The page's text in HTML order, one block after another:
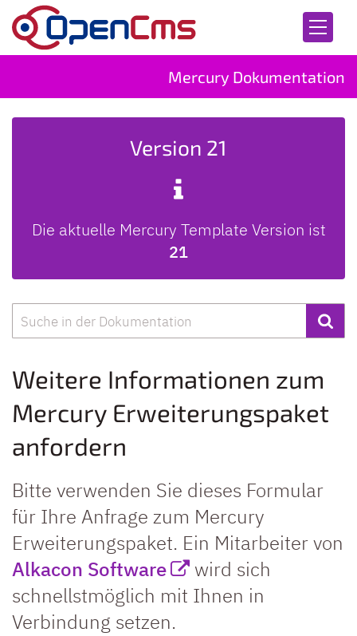
Zum Inhalt springen
Mercury Dokumentation
Weitere Informationen zum
Mercury Erweiterungspaket
anfordern
Bitte verwenden Sie dieses Formular
für Ihre Anfrage zum Mercury
Erweiterungspaket. Ein Mitarbeiter von
Alkacon Software
wird sich
schnellstmöglich mit Ihnen in
Verbindung setzen.
Version 21
Die aktuelle Mercury Template Version ist
21
Suche